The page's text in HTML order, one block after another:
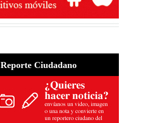
Reporte Ciudadano